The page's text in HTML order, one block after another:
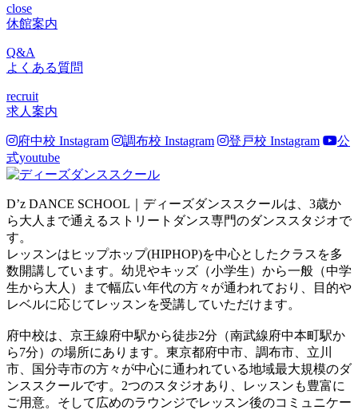
close
休館案内
Q&A
よくある質問
recruit
求人案内
府中校 Instagram 調布校 Instagram 登戸校 Instagram
公
式youtube
D’z DANCE SCHOOL｜ディーズダンススクールは、3歳か
ら大人まで通えるストリートダンス専門のダンススタジオで
す。
レッスンはヒップホップ(HIPHOP)を中心としたクラスを多
数開講しています。幼児やキッズ（小学生）から一般（中学
生から大人）まで幅広い年代の方々が通われており、目的や
レベルに応じてレッスンを受講していただけます。
府中校は、京王線府中駅から徒歩2分（南武線府中本町駅か
ら7分）の場所にあります。東京都府中市、調布市、立川
市、国分寺市の方々が中心に通われている地域最大規模のダ
ンススクールです。2つのスタジオあり、レッスンも豊富に
ご用意。そして広めのラウンジでレッスン後のコミュニケー